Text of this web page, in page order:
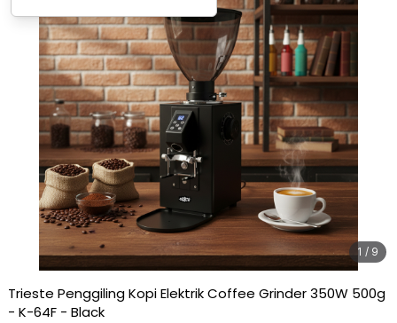
1 / 9
Trieste Penggiling Kopi Elektrik Coffee Grinder 350W 500g
- K-64F - Black